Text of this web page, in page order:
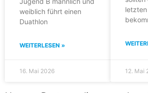
weiblich führt einen
Duathlon
WEITERLESEN »
16. Mai 2026 12. Mai